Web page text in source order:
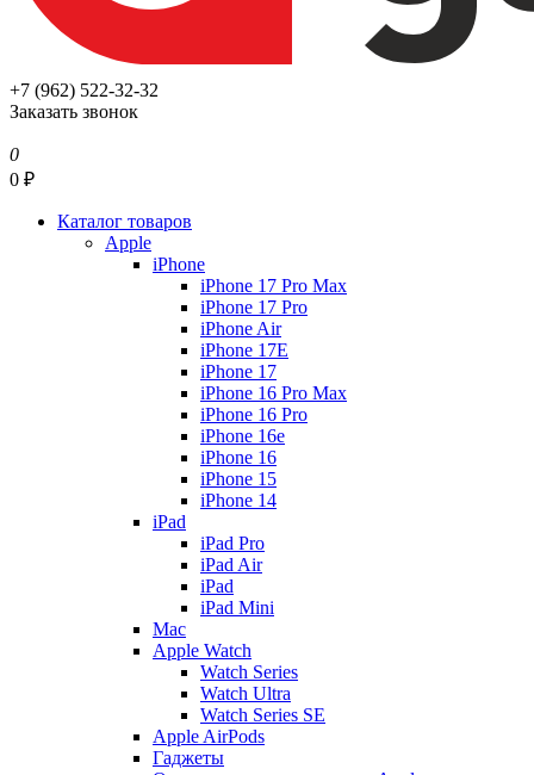
+7 (962) 522-32-32
Заказать звонок
0
0 ₽
Каталог товаров
Apple
iPhone
iPhone 17 Pro Max
iPhone 17 Pro
iPhone Air
iPhone 17E
iPhone 17
iPhone 16 Pro Max
iPhone 16 Pro
iPhone 16e
iPhone 16
iPhone 15
iPhone 14
iPad
iPad Pro
iPad Air
iPad
iPad Mini
Mac
Apple Watch
Watch Series
Watch Ultra
Watch Series SE
Apple AirPods
Гаджеты